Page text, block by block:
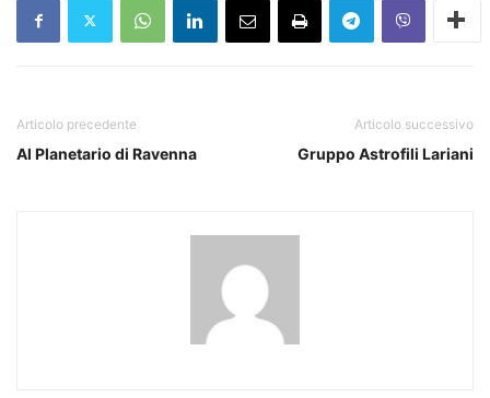
Articolo precedente
Al Planetario di Ravenna
Articolo successivo
Gruppo Astrofili Lariani